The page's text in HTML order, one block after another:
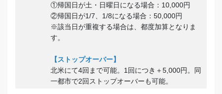
①帰国日が土・日曜日になる場合：10,000円
②帰国日が1/7、1/8になる場合：50,000円
※該当日が重複する場合は、都度加算となりま
す。
【ストップオーバー】
北米にて4回まで可能。1回につき＋5,000円。同
一都市で2回ストップオーバーも可能。